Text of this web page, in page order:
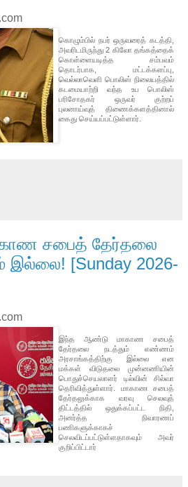
கொழும்பில் நபர் ஒருவரைத் கடத்தி,
அவரிடமிருந்து 2 கிலோ தங்கத்தைக்
கொள்ளையடித்த சம்பவம்
தொடர்பாக, மட்டக்களப்பு,
வெல்லாவெளி பொலிஸ் நிலையத்தில்
கடமையாற்றி வந்த உப பொலிஸ்
பரிசோதகர் ஒருவர் குற்றப்
புலனாய்வுத் திணைக்களத்தினால்
கைது செய்யப்பட்டுள்ளார்.
சபைத் தேர்தலை
[Sunday 2026-
இந்த ஆண்டு மாகாண சபைத்
தேர்தலை நடத்தும் எண்ணம்
அரசாங்கத்திற்கு இல்லை என
மக்கள் விடுதலை முன்னணியின்
பொதுச்செயலாளர் டில்வின் சில்வா
தெரிவித்துள்ளார். மாகாண சபைத்
தேர்தலுக்காக வரவு செலவுத்
திட்டத்தில் ஒதுக்கப்பட்ட நிதி,
அனர்த்த நிவாரணப்
பணிகளுக்காகச்
செலவிடப்பட்டுள்ளதாகவும் அவர்
குறிப்பிட்டார்